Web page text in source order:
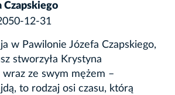
Czapskiego
12-31
w Pawilonie Józefa Czapskiego,
stworzyła Krystyna
ze swym mężem –
to rodzaj osi czasu, którą